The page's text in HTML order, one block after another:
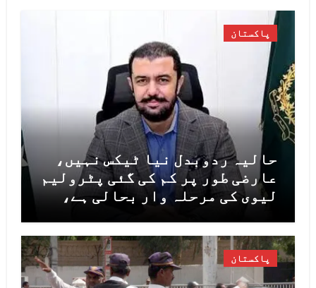
پاکستان
حالیہ ردوبدل نیا ٹیکس نہیں،
عارضی طور پر کم کی گئی پٹرولیم
لیوی کی مرحلہ وار بحالی ہے،
پاکستان